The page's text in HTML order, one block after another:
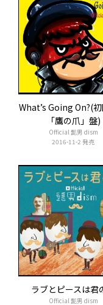
What’s Going On?(
「鷹の爪」盤)
Official 髭男 dism
2016-11-2 発売
ラブとピースは君
Official 髭男 dism